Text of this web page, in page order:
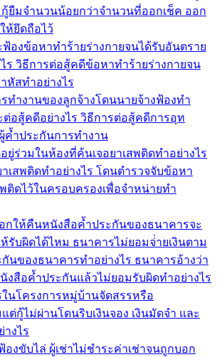
กู้ยืมจำนวนน้อยกว่าจำนวนที่ออกเช็ค ออก
ห้ยึดถือไว้
องข้อหาทำร้ายร่างกายจนได้รับอันตราย
ร วิธีการต่อสู้คดีข้อหาทำร้ายร่างกายจน
หัสทำอย่างไร
ทำงานของลูกจ้างโดนนายจ้างฟ้องทำ
ต่อสู้คดีอย่างไร วิธีการต่อสู้คดีการอุท
ำประกันการทำงาน
ยู่ร่วมในห้องที่ค้นเจอยาเสพติดทำอย่างไร
าเสพติดทำอย่างไร โดนตำรวจจับข้อหา
ติดไว้ในครอบครองเพื่อจำหน่ายทำ
ให้คืนหนังสือค้ำประกันของธนาคารจะ
รับผิดได้ไหม ธนาคารไม่ยอมจ่่ายเงินตาม
นของธนาคารทำอย่างไร ธนาคารอ้างว่า
งสือค้ำประกันแล้วไม่ยอมรับผิดทำอย่างไร
นโครงการหมู่บ้านจัดสรรหรือ
ต่กู้ไม่ผ่านโดนริบเงินจอง เงินมัดจำ และ
างไร
องขับไล่ ผู้เช่าไม่ชำระค่าเช่าจนถูกบอก